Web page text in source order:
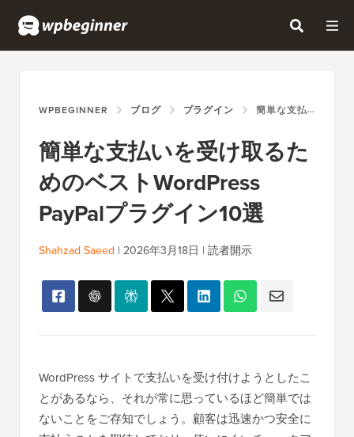
WPBEGINNER ブログ プラグイン 簡単な支払いを受け取るためのベストWORDPRESS PAYPALプラグイン10選
簡単な支払いを受け取るた
めのベストWordPress
PayPalプラグイン10選
Shahzad Saeed | 2026年3月18日 | 読者開示
WordPress サイトで支払いを受け付けようとしたこ
とがあるなら、それが常に思っているほど簡単では
ないことをご存知でしょう。顧客は迅速かつ安全に